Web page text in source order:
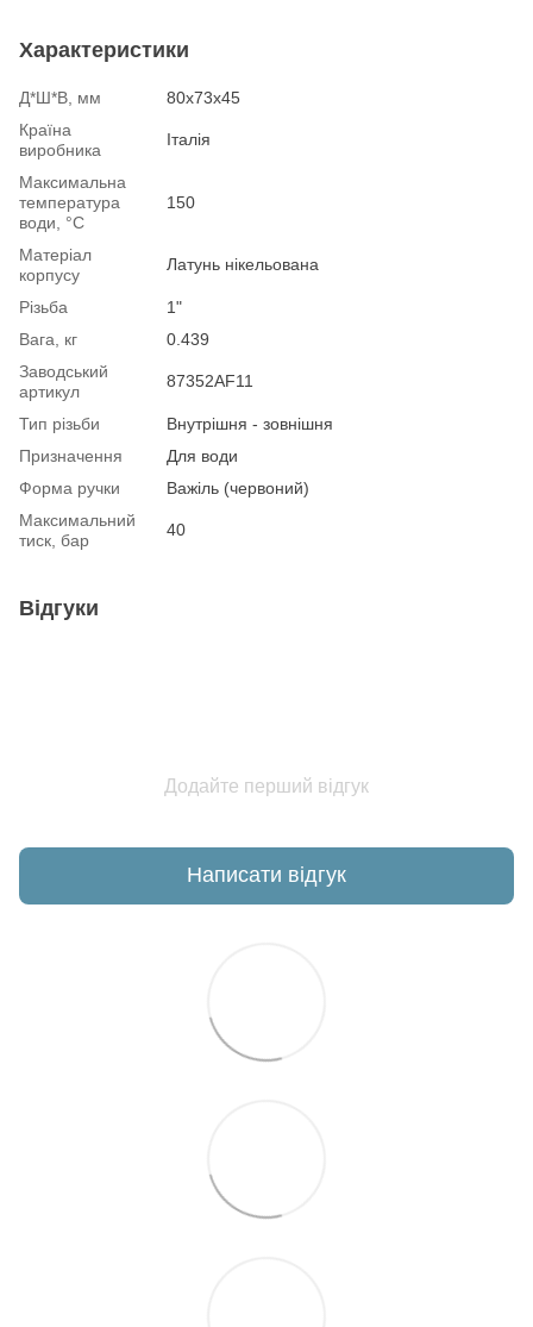
Характеристики
Д*Ш*В, мм
80х73х45
Країна
виробника
Італія
Максимальна
температура
води, °С
150
Матеріал
корпусу
Латунь нікельована
Різьба
1"
Вага, кг
0.439
Заводський
артикул
87352AF11
Тип різьби
Внутрішня - зовнішня
Призначення
Для води
Форма ручки
Важіль (червоний)
Максимальний
тиск, бар
40
Відгуки
Додайте перший відгук
Написати відгук